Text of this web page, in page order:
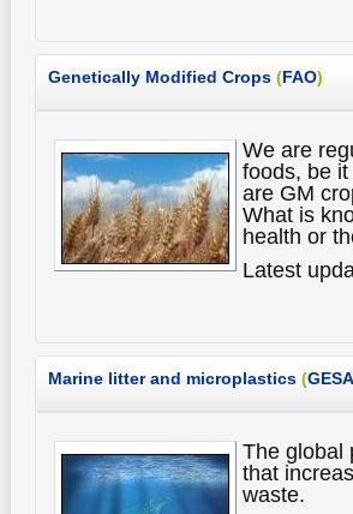
Genetically Modified Crops (FAO)
We are
foods, be
are GM
What is
health or
Latest
Marine litter and microplastics (
The global
that
waste.